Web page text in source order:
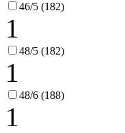
46/5 (182)
1
48/5 (182)
1
48/6 (188)
1